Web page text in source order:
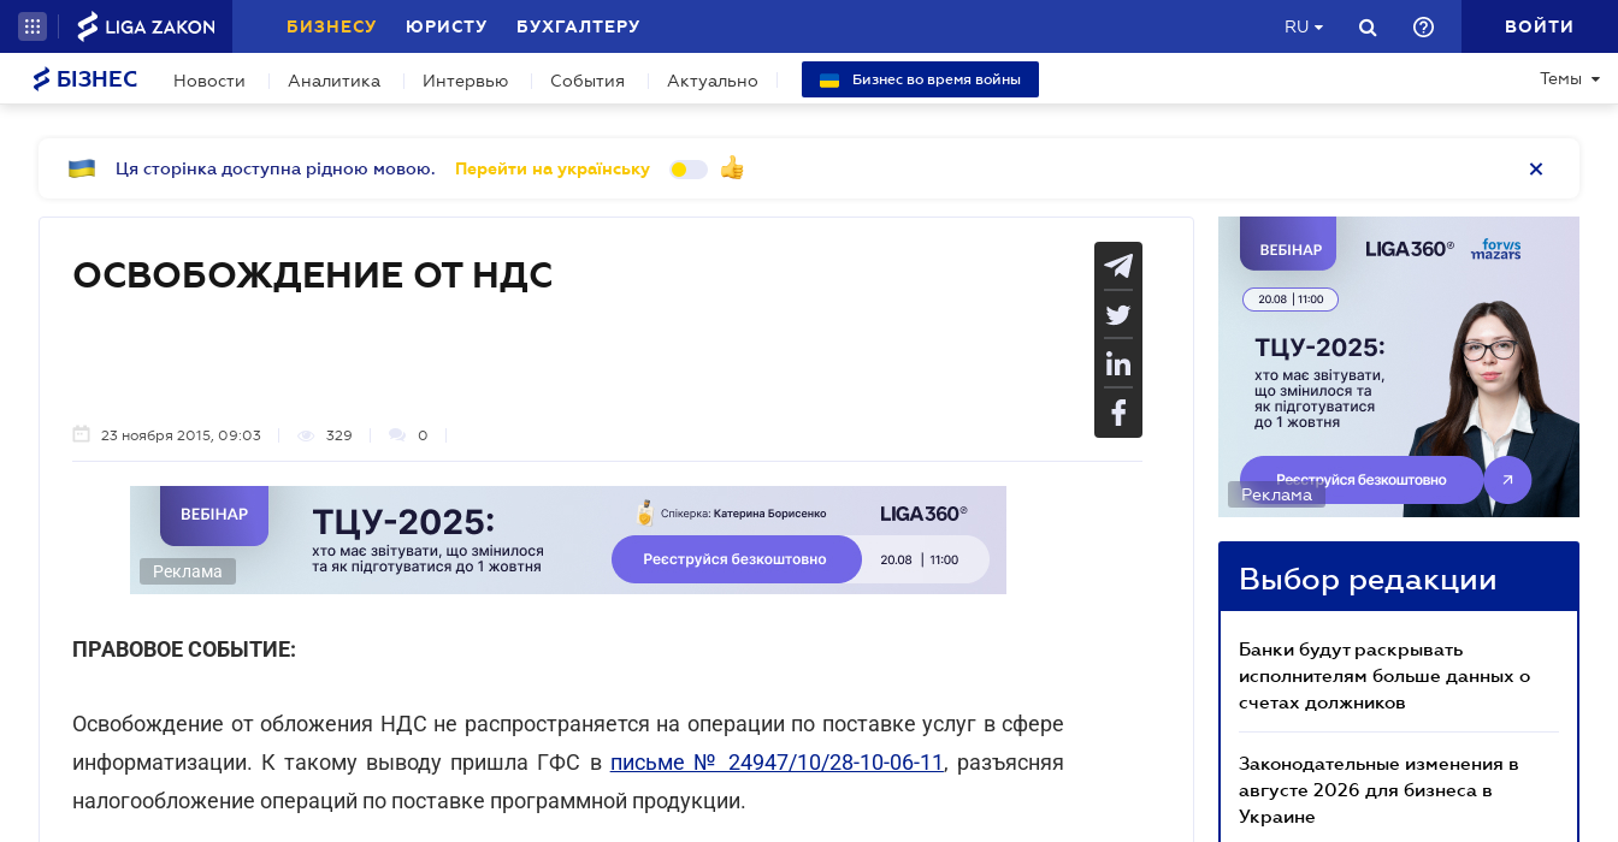
БИЗНЕСУ ЮРИСТУ БУХГАЛТЕРУ RU ВОЙТИ
БІЗНЕС Новости Аналитика Интервью События Актуально Бизнес во время войны Темы
Ця сторінка доступна рідною мовою. Перейти на українську
ОСВОБОЖДЕНИЕ ОТ НДС
23 ноября 2015, 09:03 329 0
Реклама
ПРАВОВОЕ СОБЫТИЕ:
Освобождение от обложения НДС не распространяется на операции по поставке услуг в сфере
информатизации. К такому выводу пришла ГФС в письме № 24947/10/28-10-06-11, разъясняя
налогообложение операций по поставке программной продукции.
Реклама
Выбор редакции
Банки будут раскрывать
исполнителям больше данных о
счетах должников
Законодательные изменения в
августе 2026 для бизнеса в
Украине